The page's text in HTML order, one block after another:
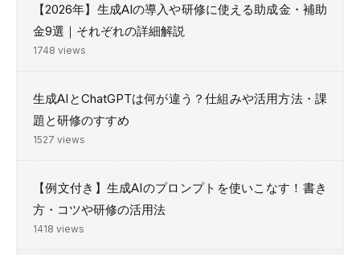
【2026年】生成AIの導入や研修に使える助成金・補助
金9選｜それぞれの詳細解説
1748 views
生成AIとChatGPTは何が違う？仕組みや活用方法・課
題と研修のすすめ
1527 views
【例文付き】生成AIのプロンプトを使いこなす！書き
方・コツや研修の活用法
1418 views